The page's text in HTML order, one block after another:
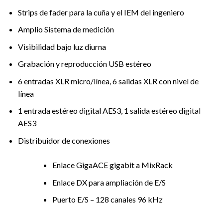
Strips de fader para la cuña y el IEM del ingeniero
Amplio Sistema de medición
Visibilidad bajo luz diurna
Grabación y reproducción USB estéreo
6 entradas XLR micro/línea, 6 salidas XLR con nivel de
línea
1 entrada estéreo digital AES3, 1 salida estéreo digital
AES3
Distribuidor de conexiones
Enlace GigaACE gigabit a MixRack
Enlace DX para ampliación de E/S
Puerto E/S – 128 canales 96 kHz